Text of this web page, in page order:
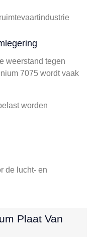
weerstand tegen
7075 wordt vaak
worden
de lucht- en
Plaat Van